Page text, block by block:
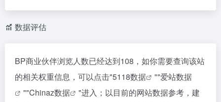
数据评估
BP商业伙伴浏览人数已经达到108，如你需要查询该站
的相关权重信息，可以点击"5118数据 ""爱站数据
""Chinaz数据
"进入；以目前的网站数据参考，建